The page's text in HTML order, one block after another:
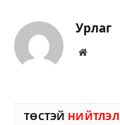
Урлаг
Вэбсайт
ТӨСТЭЙ НИЙТЛЭЛ